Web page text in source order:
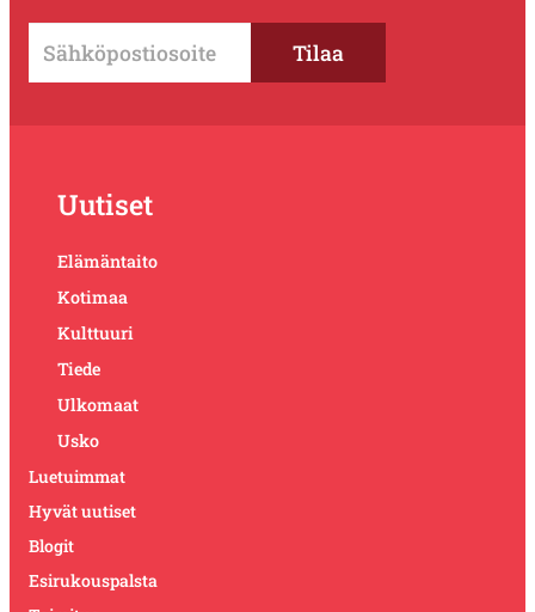
Uutiset
Elämäntaito
Kotimaa
Kulttuuri
Tiede
Ulkomaat
Usko
Luetuimmat
Hyvät uutiset
Blogit
Esirukouspalsta